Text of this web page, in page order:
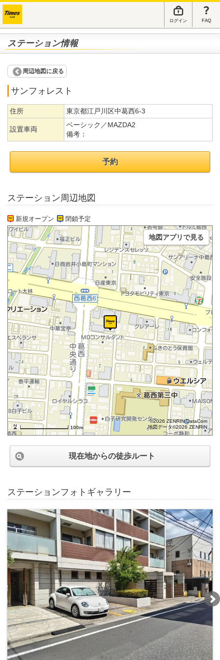
ログイン FAQ
ステーション情報
周辺地図に戻る
サンフォレスト
住所 東京都江戸川区中葛西6-3
設置車両
ベーシック／MAZDA2
備考：
予約
ステーション周辺地図
新規オープン 閉鎖予定
100m
©2026 ZENRIN DataCom
地図データ©2026 ZENRIN
地図アプリで見る
現在地からの徒歩ルート
ステーションフォトギャラリー